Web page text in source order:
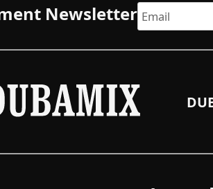
Newsletter